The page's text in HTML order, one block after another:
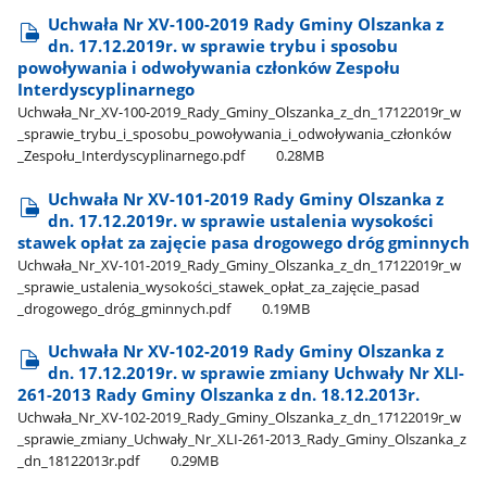
Uchwała Nr XV-100-2019 Rady Gminy Olszanka z
dn. 17.12.2019r. w sprawie trybu i sposobu
powoływania i odwoływania członków Zespołu
Interdyscyplinarnego
Uchwała​_Nr​_XV-100-2019​_Rady​_Gminy​_Olszanka​_z​_dn​_17122019r​_w​
_sprawie​_trybu​_i​_sposobu​_powoływania​_i​_odwoływania​_członków​
_Zespołu​_Interdyscyplinarnego.pdf
0.28MB
Uchwała Nr XV-101-2019 Rady Gminy Olszanka z
dn. 17.12.2019r. w sprawie ustalenia wysokości
stawek opłat za zajęcie pasa drogowego dróg gminnych
Uchwała​_Nr​_XV-101-2019​_Rady​_Gminy​_Olszanka​_z​_dn​_17122019r​_w​
_sprawie​_ustalenia​_wysokości​_stawek​_opłat​_za​_zajęcie​_pasad​
_drogowego​_dróg​_gminnych.pdf
0.19MB
Uchwała Nr XV-102-2019 Rady Gminy Olszanka z
dn. 17.12.2019r. w sprawie zmiany Uchwały Nr XLI-
261-2013 Rady Gminy Olszanka z dn. 18.12.2013r.
Uchwała​_Nr​_XV-102-2019​_Rady​_Gminy​_Olszanka​_z​_dn​_17122019r​_w​
_sprawie​_zmiany​_Uchwały​_Nr​_XLI-261-2013​_Rady​_Gminy​_Olszanka​_z​
_dn​_18122013r.pdf
0.29MB